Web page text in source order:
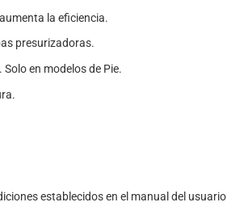
la eficiencia.
presurizadoras.
en modelos de Pie.
establecidos en el manual del usuario